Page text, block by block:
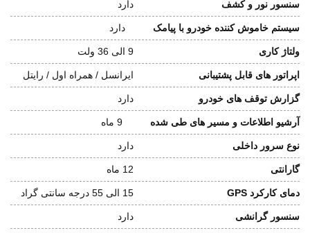
سنسور نور و کشف دارد
سیستم خاموش کننده خودرو با پیامک دارد
ولتاژ کاری 9 الی 36 ولت
اپراتور های قابل پشتیبانی ایرانسل / همراه اول / رایتل
گزارش توقف های خودرو دارد
آرشیو اطلاعات و مسیر های طی شده 9 ماه
نوع سرور داخلی دارد
گارانتی 12 ماه
دمای کارکرد GPS 15 الی 55 درجه سانتی گراد
سنسور گرانشی دارد